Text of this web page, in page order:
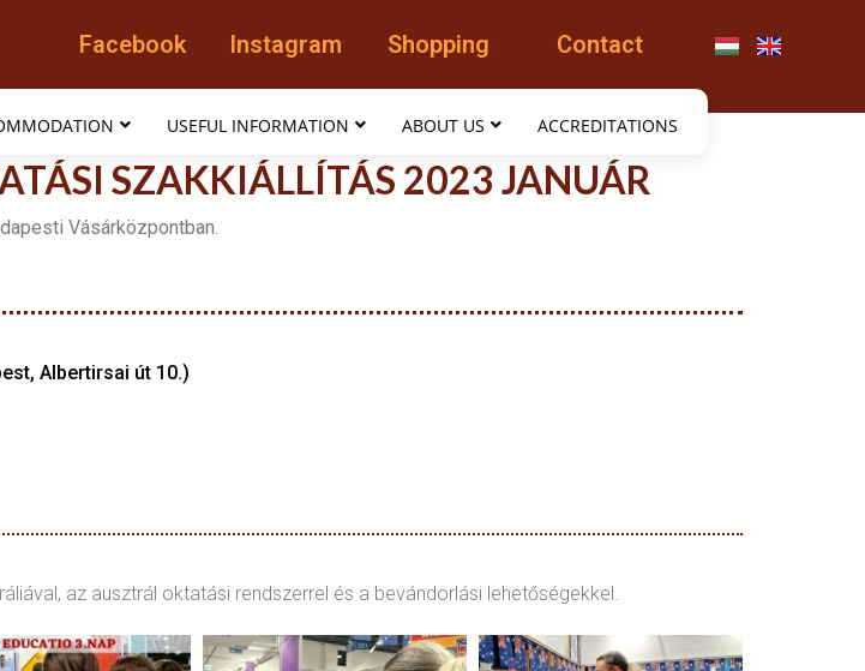
Facebook Instagram Shopping Contact
USEFUL INFORMATION ABOUT US ACCREDITATIONS
SZAKKIÁLLÍTÁS 2023 JANUÁR
Vásárközpontban.
Albertirsai út 10.)
az ausztrál oktatási rendszerrel és a bevándorlási lehetőségekkel.